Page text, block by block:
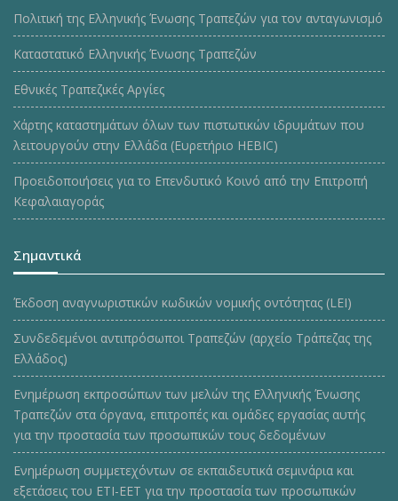
Πολιτική της Ελληνικής Ένωσης Τραπεζών για τον ανταγωνισμό
Καταστατικό Ελληνικής Ένωσης Τραπεζών
Εθνικές Τραπεζικές Αργίες
Χάρτης καταστημάτων όλων των πιστωτικών ιδρυμάτων που
λειτουργούν στην Ελλάδα (Ευρετήριο HEBIC)
Προειδοποιήσεις για το Επενδυτικό Κοινό από την Επιτροπή
Κεφαλαιαγοράς
Σημαντικά
Έκδοση αναγνωριστικών κωδικών νομικής οντότητας (LEI)
Συνδεδεμένοι αντιπρόσωποι Τραπεζών (αρχείο Τράπεζας της
Ελλάδος)
Ενημέρωση εκπροσώπων των μελών της Ελληνικής Ένωσης
Τραπεζών στα όργανα, επιτροπές και ομάδες εργασίας αυτής
για την προστασία των προσωπικών τους δεδομένων
Ενημέρωση συμμετεχόντων σε εκπαιδευτικά σεμινάρια και
εξετάσεις του ΕΤΙ-ΕΕΤ για την προστασία των προσωπικών